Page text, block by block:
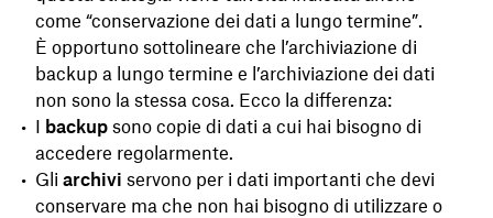
come “conservazione dei dati a lungo termine”.
È opportuno sottolineare che l’archiviazione di
backup a lungo termine e l’archiviazione dei dati
non sono la stessa cosa. Ecco la differenza:
I backup sono copie di dati a cui hai bisogno di
accedere regolarmente.
Gli archivi servono per i dati importanti che devi
conservare ma che non hai bisogno di utilizzare o